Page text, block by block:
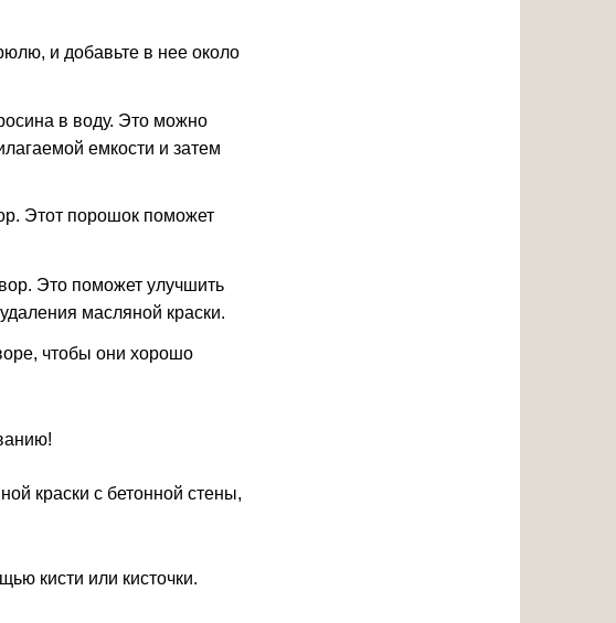
и добавьте в нее около
в воду. Это можно
емкости и затем
Этот порошок поможет
Это поможет улучшить
масляной краски.
чтобы они хорошо
краски с бетонной стены,
кисти или кисточки.